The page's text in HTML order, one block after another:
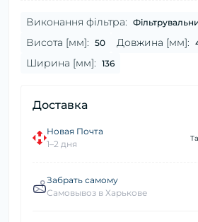
Виконання фільтра:
Висота [мм]: 50 Довжина [мм]:
Ширина [мм]: 136
Доставка
Новая Почта
1–2 дня
Забрать самому
Самовывоз в Харькове